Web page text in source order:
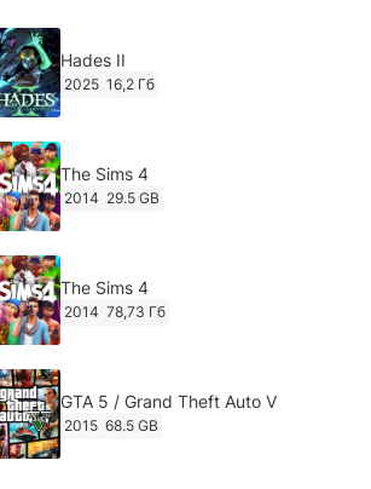
Hades II
2025 16,2 Гб
The Sims 4
2014 29.5 GB
The Sims 4
2014 78,73 Гб
GTA 5 / Grand Theft Auto V
2015 68.5 GB